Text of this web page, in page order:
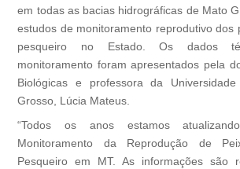
em todas as bacias hidrográficas de Mato
estudos de monitoramento reprodutivo dos
pesqueiro no Estado. Os dados
monitoramento foram apresentados pela
Biológicas e professora da
Grosso, Lúcia Mateus.
“Todos os anos estamos
Monitoramento da Reprodução de
Pesqueiro em MT. As informações são